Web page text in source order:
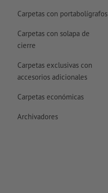
Carpetas con portabolígrafos
Carpetas con solapa de
cierre
Carpetas exclusivas con
accesorios adicionales
Carpetas económicas
Archivadores